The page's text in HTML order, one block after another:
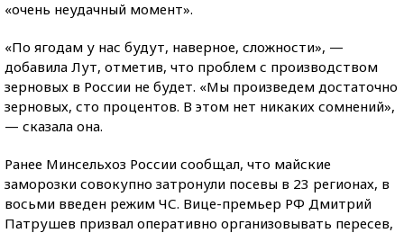
«очень неудачный момент».
«По ягодам у нас будут, наверное, сложности», —
добавила Лут, отметив, что проблем с производством
зерновых в России не будет. «Мы произведем достаточно
зерновых, сто процентов. В этом нет никаких сомнений»,
— сказала она.
Ранее Минсельхоз России сообщал, что майские
заморозки совокупно затронули посевы в 23 регионах, в
восьми введен режим ЧС. Вице-премьер РФ Дмитрий
Патрушев призвал оперативно организовывать пересев,